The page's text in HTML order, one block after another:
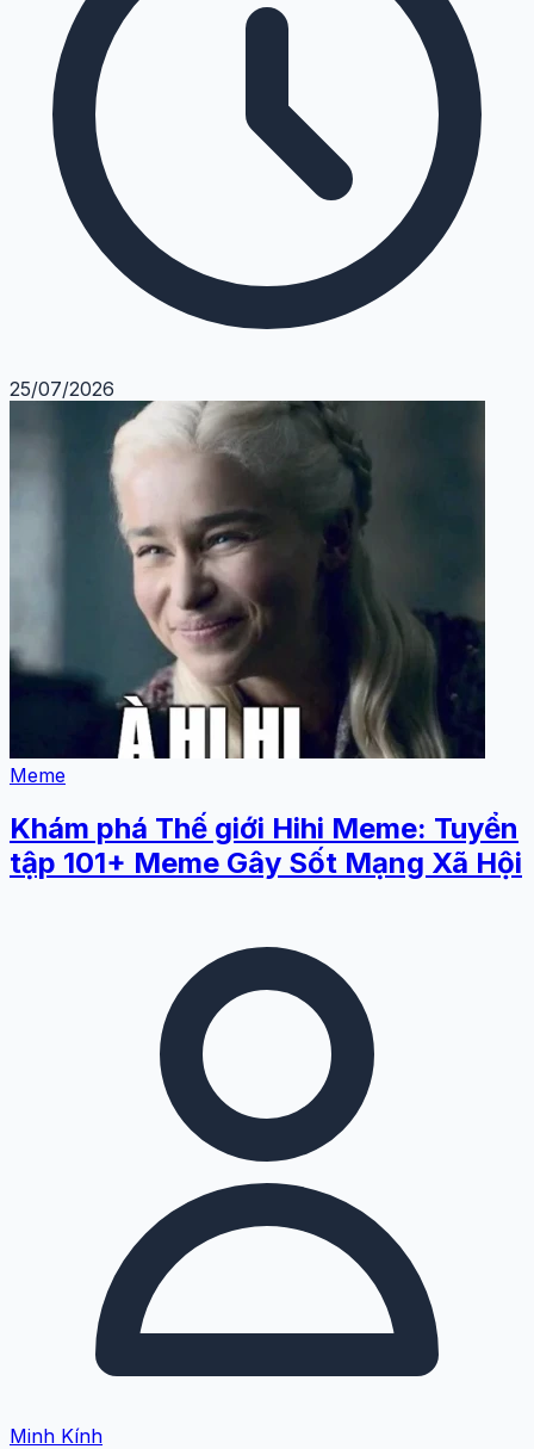
25/07/2026
Meme
Khám phá Thế giới Hihi Meme: Tuyển
tập 101+ Meme Gây Sốt Mạng Xã Hội
Minh Kính